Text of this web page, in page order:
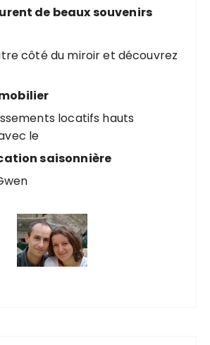
de beaux souvenirs
côté du miroir et découvrez
locatifs hauts
le
saisonnière